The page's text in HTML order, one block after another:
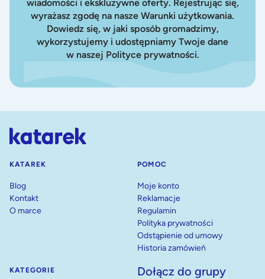
wiadomości i ekskluzywne oferty. Rejestrując się,
wyrażasz zgodę na nasze Warunki użytkowania.
Dowiedz się, w jaki sposób gromadzimy,
wykorzystujemy i udostępniamy Twoje dane
w naszej Polityce prywatności.
KATAREK
Blog
Kontakt
O marce
POMOC
Moje konto
Reklamacje
Regulamin
Polityka prywatności
Odstąpienie od umowy
Historia zamówień
KATEGORIE Dołącz do grupy